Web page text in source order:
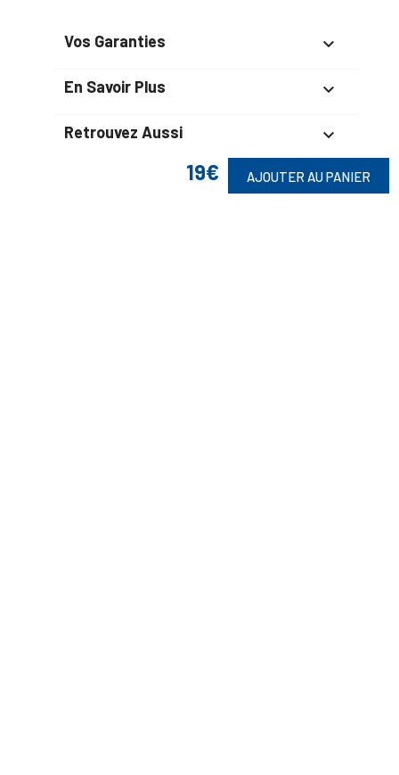
19€ AJOUTER AU PANIER
Vos Garanties 
En Savoir Plus 
Retrouvez Aussi 